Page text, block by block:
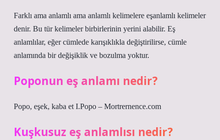
Farklı ama anlamlı ama anlamlı kelimelere eşanlamlı kelimeler
denir. Bu tür kelimeler birbirlerinin yerini alabilir. Eş
anlamlılar, eğer cümlede karışıklıkla değiştirilirse, cümle
anlamında bir değişiklik ve bozulma yoktur.
Poponun eş anlamı nedir?
Popo, eşek, kaba et I.Popo – Mortrernence.com
Kuşkusuz eş anlamlısı nedir?